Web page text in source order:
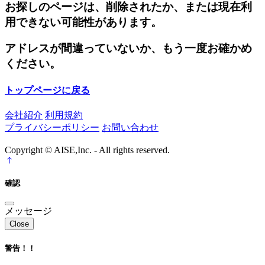
お探しのページは、削除されたか、または現在利
用できない可能性があります。
アドレスが間違っていないか、もう一度お確かめ
ください。
トップページに戻る
会社紹介 利用規約
プライバシーポリシー お問い合わせ
Copyright © AISE,Inc. - All rights reserved.
確認
メッセージ
Close
警告！！